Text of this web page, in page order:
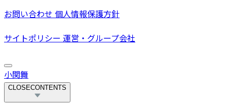
お問い合わせ 個人情報保護方針
サイトポリシー 運営・グループ会社
小関舞
CLOSECONTENTS